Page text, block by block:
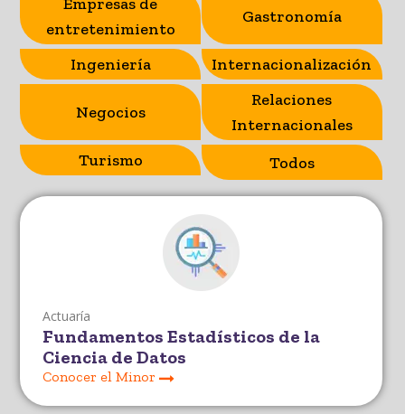
entretenimiento
Gastronomía
Ingeniería Internacionalización
Negocios
Relaciones
Internacionales
Turismo
Todos
Actuaría
Fundamentos Estadísticos de la
Ciencia de Datos
Conocer el Minor